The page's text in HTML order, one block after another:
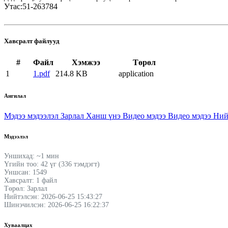
Утас:51-263784
Хавсралт файлууд
# Файл Хэмжээ
Төрөл
1
1.pdf 214.8 KB application
Ангилал
Мэдээ мэдээлэл Зарлал Ханш үнэ Видео мэдээ Видео мэдээ
Мэдээлэл
Уншихад: ~1 мин
Үгийн тоо: 42 үг (336 тэмдэгт)
Уншсан: 1549
Хавсралт: 1 файл
Төрөл: Зарлал
Нийтэлсэн: 2026-06-25 15:43:27
Шинэчилсэн: 2026-06-25 16:22:37
Хуваалцах